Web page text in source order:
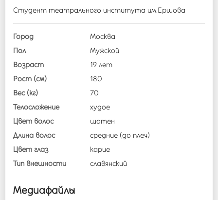
Студент театрального института им.Ершова
Город
Москва
Пол
Мужской
Возраст
19 лет
Рост (см)
180
Вес (кг)
70
Телосложение
худое
Цвет волос
шатен
Длина волос
средние (до плеч)
Цвет глаз
карие
Тип внешности
славянский
Медиафайлы